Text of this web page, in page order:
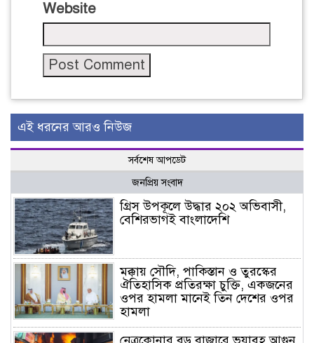
Website
এই ধরনের আরও নিউজ
সর্বশেষ আপডেট
জনপ্রিয় সংবাদ
গ্রিস উপকূলে উদ্ধার ২০২ অভিবাসী,
বেশিরভাগই বাংলাদেশি
মক্কায় সৌদি, পাকিস্তান ও তুরস্কের
ঐতিহাসিক প্রতিরক্ষা চুক্তি, একজনের
ওপর হামলা মানেই তিন দেশের ওপর
হামলা